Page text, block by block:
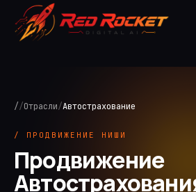
//Отрасли/Автострахование
/ ПРОДВИЖЕНИЕ НИШИ
Продвижение